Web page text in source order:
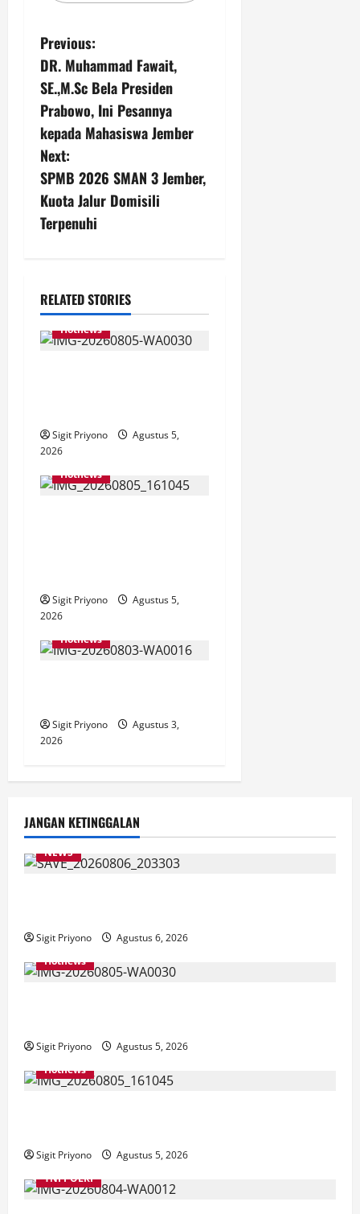
P
o
s
t
n
a
g
a
o
n
Previous:
DR. Muhammad Fawait,
SE.,M.Sc Bela Presiden
Prabowo, Ini Pesannya
kepada Mahasiswa Jember
Next:
SPMB 2026 SMAN 3 Jember,
Kuota Jalur Domisili
Terpenuhi
RELATED STORIES
Hotnews
Sigit Priyono
Agustus 5,
2026
Hotnews
Sigit Priyono
Agustus 5,
2026
Hotnews
Sigit Priyono
Agustus 3,
2026
JANGAN KETINGGALAN
NEWS
Sigit Priyono
Agustus 6, 2026
Hotnews
Sigit Priyono
Agustus 5, 2026
Hotnews
Sigit Priyono
Agustus 5, 2026
TNI POLRI